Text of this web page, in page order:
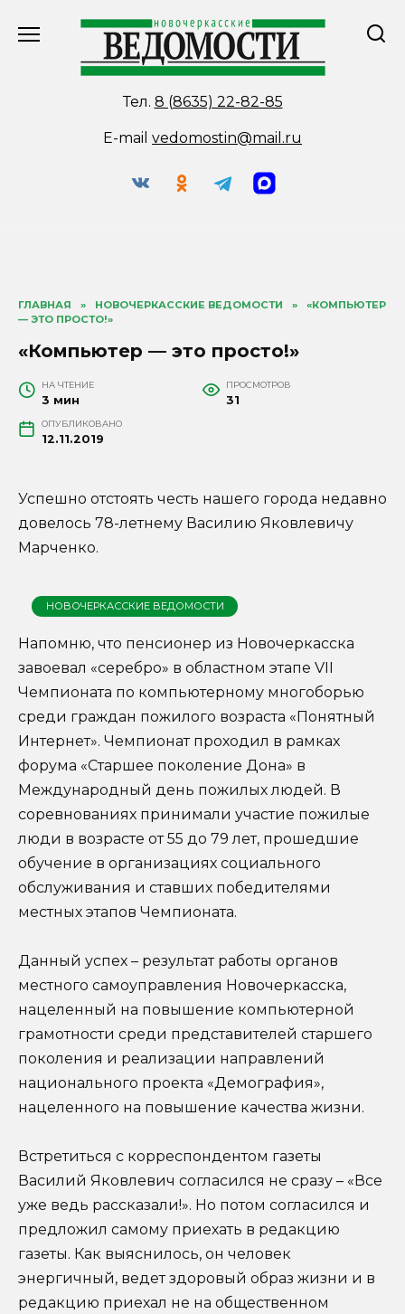
Тел. 8 (8635) 22-82-85
E-mail vedomostin@mail.ru
ГЛАВНАЯ » НОВОЧЕРКАССКИЕ ВЕДОМОСТИ »
«КОМПЬЮТЕР
— ЭТО ПРОСТО!»
«Компьютер — это просто!»
НА ЧТЕНИЕ
3 мин
ПРОСМОТРОВ
31
ОПУБЛИКОВАНО
12.11.2019
Успешно отстоять честь нашего города недавно
довелось 78-летнему Василию Яковлевичу
Марченко.
НОВОЧЕРКАССКИЕ ВЕДОМОСТИ
Напомню, что пенсионер из Новочеркасска
завоевал «серебро» в областном этапе VII
Чемпионата по компьютерному многоборью
среди граждан пожилого возраста «Понятный
Интернет». Чемпионат проходил в рамках
форума «Старшее поколение Дона» в
Международный день пожилых людей. В
соревнованиях принимали участие пожилые
люди в возрасте от 55 до 79 лет, прошедшие
обучение в организациях социального
обслуживания и ставших победителями
местных этапов Чемпионата.
Данный успех – результат работы органов
местного самоуправления Новочеркасска,
нацеленный на повышение компьютерной
грамотности среди представителей старшего
поколения и реализации направлений
национального проекта «Демография»,
нацеленного на повышение качества жизни.
Встретиться с корреспондентом газеты
Василий Яковлевич согласился не сразу – «Все
уже ведь рассказали!». Но потом согласился и
предложил самому приехать в редакцию
газеты. Как выяснилось, он человек
энергичный, ведет здоровый образ жизни и в
редакцию приехал не на общественном